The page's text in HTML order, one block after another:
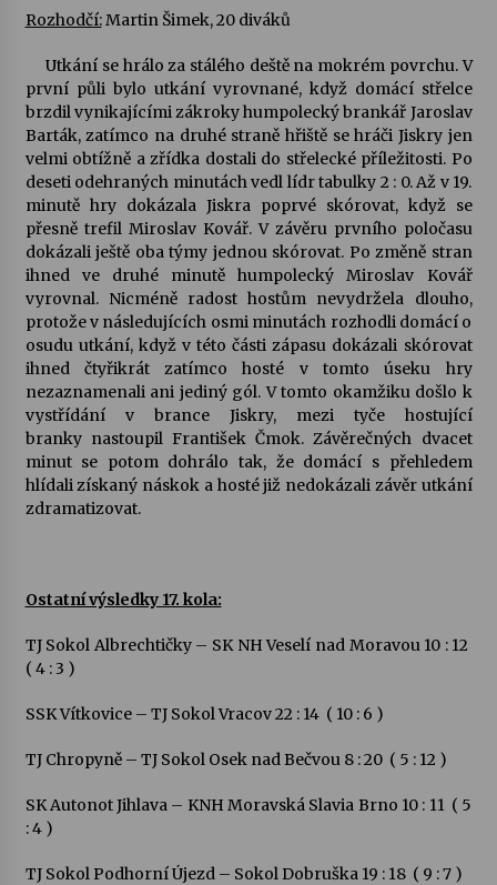
Za kulturou kousek za Humpolec. V Želivě ožije
odkaz Josefa Čapka
13. 7. 2026
Varhanní recitál Michala Novenka v Klášteře
Želiv
3. 7. 2026
Petr Adamec – Malovaný svět
30. 6. 2026
Rozhodčí:Martin Šimek, 20 diváků
Utkání se hrálo za stálého deště na mokrém povrchu. V
první půli bylo utkání vyrovnané, když domácí střelce
brzdil vynikajícími zákroky humpolecký brankář Jaroslav
Barták, zatímco na druhé straně hřiště se hráči Jiskry jen
velmi obtížně a zřídka dostali do střelecké příležitosti. Po
deseti odehraných minutách vedl lídr tabulky 2 : 0. Až v 19.
minutě hry dokázala Jiskra poprvé skórovat, když se
přesně trefil Miroslav Kovář. V závěru prvního poločasu
dokázali ještě oba týmy jednou skórovat. Po změně stran
ihned ve druhé minutě humpolecký Miroslav Kovář
vyrovnal. Nicméně radost hostům nevydržela dlouho,
protože v následujících osmi minutách rozhodli domácí o
osudu utkání, když v této části zápasu dokázali skórovat
ihned čtyřikrát zatímco hosté v tomto úseku hry
nezaznamenali ani jediný gól. V tomto okamžiku došlo k
vystřídání v brance Jiskry, mezi tyče hostující
branky nastoupil František Čmok. Závěrečných dvacet
minut se potom dohrálo tak, že domácí s přehledem
hlídali získaný náskok a hosté již nedokázali závěr utkání
zdramatizovat.
Ostatní výsledky 17. kola:
TJ Sokol Albrechtičky – SK NH Veselí nad Moravou 10 : 12
( 4 : 3 )
SSK Vítkovice – TJ Sokol Vracov 22 : 14 ( 10 : 6 )
TJ Chropyně – TJ Sokol Osek nad Bečvou 8 : 20 ( 5 : 12 )
SK Autonot Jihlava – KNH Moravská Slavia Brno 10 : 11 ( 5
: 4 )
TJ Sokol Podhorní Újezd – Sokol Dobruška 19 : 18 ( 9 : 7 )